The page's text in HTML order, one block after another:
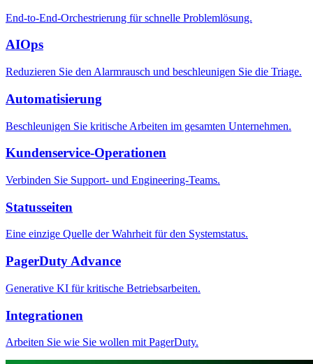
End-to-End-Orchestrierung für schnelle Problemlösung.
AIOps
Reduzieren Sie den Alarmrausch und beschleunigen Sie die Triage.
Automatisierung
Beschleunigen Sie kritische Arbeiten im gesamten Unternehmen.
Kundenservice-Operationen
Verbinden Sie Support- und Engineering-Teams.
Statusseiten
Eine einzige Quelle der Wahrheit für den Systemstatus.
PagerDuty Advance
Generative KI für kritische Betriebsarbeiten.
Integrationen
Arbeiten Sie wie Sie wollen mit PagerDuty.